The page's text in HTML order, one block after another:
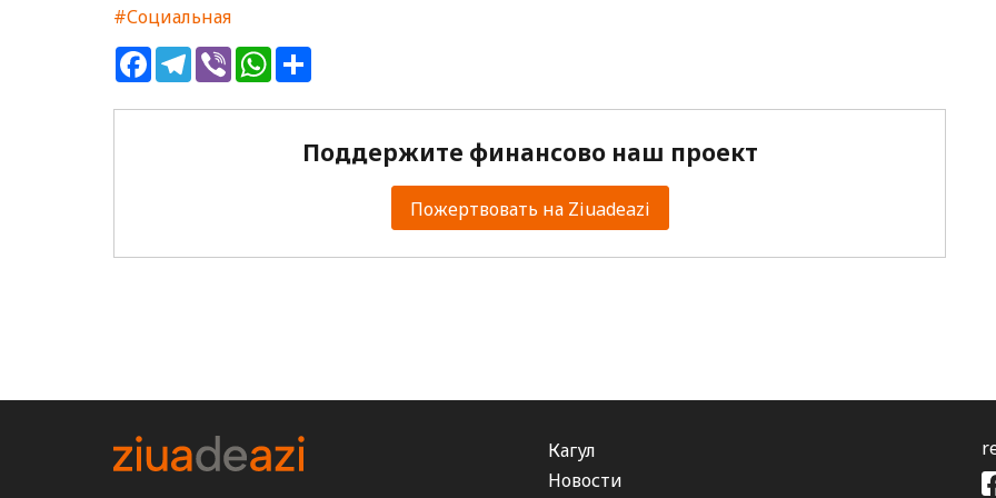
#Социальная
FacebookTelegram
ViberWhatsApp
Поддержите финансово наш проект
Пожертвовать на Ziuadeazi
Кагул
Новости